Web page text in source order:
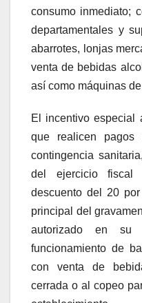
consumo inmediato;
departamentales y
abarrotes, lonjas
venta de bebidas
así como máquinas
El incentivo especial
que realicen
contingencia
del ejercicio fiscal
descuento del 20
principal del
autorizado en
funcionamiento de
con venta de
cerrada o al copeo